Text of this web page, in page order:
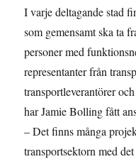
I varje deltagande stad
som gemensamt ska ta
personer med
representanter från
transportleverantörer
har Jamie Bolling fått
– Det finns många
transportsektorn med